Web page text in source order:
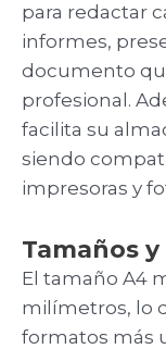
para redactar
informes,
documento
profesional.
facilita su
siendo
impresoras y
Tamaños
El tamaño A4
milímetros, lo
formatos más